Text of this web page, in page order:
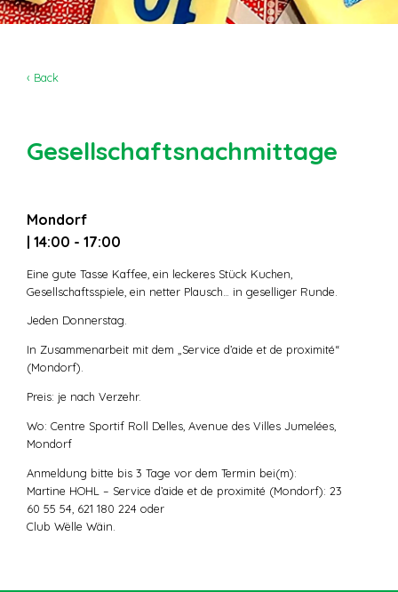
‹ Back
Gesellschaftsnachmittage
Mondorf
| 14:00 - 17:00
Eine gute Tasse Kaffee, ein leckeres Stück Kuchen,
Gesellschaftsspiele, ein netter Plausch… in geselliger Runde.
Jeden Donnerstag.
In Zusammenarbeit mit dem „Service d’aide et de proximité“
(Mondorf).
Preis: je nach Verzehr.
Wo: Centre Sportif Roll Delles, Avenue des Villes Jumelées,
Mondorf
Anmeldung bitte bis 3 Tage vor dem Termin bei(m):
Martine HOHL – Service d’aide et de proximité (Mondorf): 23
60 55 54, 621 180 224 oder
Club Wëlle Wäin.